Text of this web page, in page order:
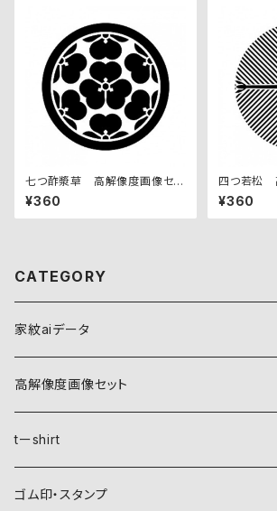
七つ酢漿草 高解像度画像セッ
ト
¥360
四つ若松
¥360
CATEGORY
家紋aiデータ
自然紋
稲妻
霞
植物紋
葵
動物紋
高解像度画像セット
自然紋
稲妻
植物紋
tーshirt
ゴム印・スタンプ